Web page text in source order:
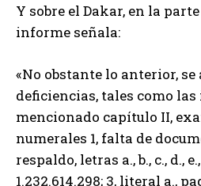
Y sobre el Dakar, en la
informe señala:
«No obstante lo anterior,
deficiencias, tales como
mencionado capítulo II,
numerales 1, falta de
respaldo, letras a., b., c., d.,
1.232.614.298; 3, literal a.,